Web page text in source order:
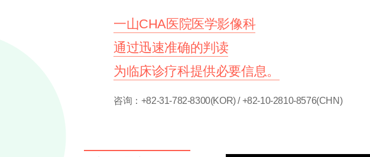
一山CHA医院医学影像科
通过迅速准确的判读
为临床诊疗科提供必要信息。
咨询：+82-31-782-8300(KOR) / +82-10-2810-8576(CHN)